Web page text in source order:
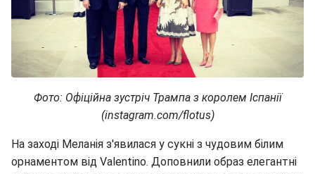
Фото: Офіційна зустріч Трампа з королем Іспанії
(instagram.com/flotus)
На заході Меланія з'явилася у сукні з чудовим білим
орнаментом від Valentino. Доповнили образ елегантні